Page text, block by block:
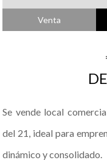
Venta
Se vende local
del 21, ideal para
dinámico y consolidado.